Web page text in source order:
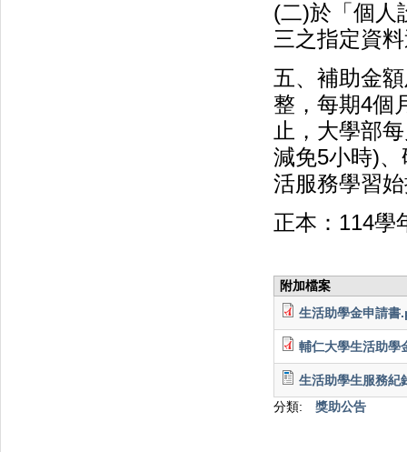
(二)於「個人
三之指定資
五、補助金
整，每期4個
止，大學部
減免5小時)
活服務學習
正本：114學
附加檔案
生活助學金申請書
輔仁大學生活助學
生活助學生服務
分類:
獎助公告